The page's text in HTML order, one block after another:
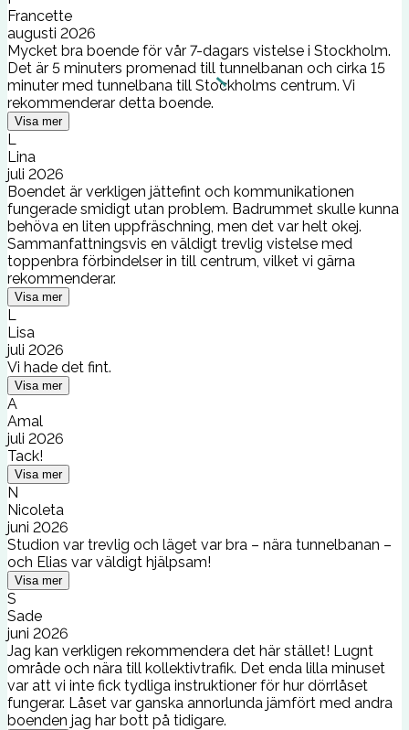
Francette
augusti 2026
Mycket bra boende för vår 7-dagars vistelse i Stockholm.
Det är 5 minuters promenad till tunnelbanan och cirka 15
minuter med tunnelbana till Stockholms centrum. Vi
rekommenderar detta boende.
Visa mer
L
Lina
juli 2026
Boendet är verkligen jättefint och kommunikationen
fungerade smidigt utan problem. Badrummet skulle kunna
behöva en liten uppfräschning, men det var helt okej.
Sammanfattningsvis en väldigt trevlig vistelse med
toppenbra förbindelser in till centrum, vilket vi gärna
rekommenderar.
Visa mer
L
Lisa
juli 2026
Vi hade det fint.
Visa mer
A
Amal
juli 2026
Tack!
Visa mer
N
Nicoleta
juni 2026
Studion var trevlig och läget var bra – nära tunnelbanan –
och Elias var väldigt hjälpsam!
Visa mer
S
Sade
juni 2026
Jag kan verkligen rekommendera det här stället! Lugnt
område och nära till kollektivtrafik. Det enda lilla minuset
var att vi inte fick tydliga instruktioner för hur dörrlåset
fungerar. Låset var ganska annorlunda jämfört med andra
boenden jag har bott på tidigare.